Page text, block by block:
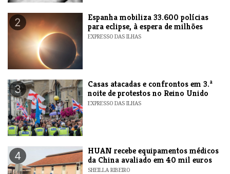
2
Espanha mobiliza 33.600 polícias
para eclipse, à espera de milhões
EXPRESSO DAS ILHAS
3
Casas atacadas e confrontos em 3.ª
noite de protestos no Reino Unido
EXPRESSO DAS ILHAS
4
HUAN recebe equipamentos médicos
da China avaliado em 40 mil euros
SHEILLA RIBEIRO